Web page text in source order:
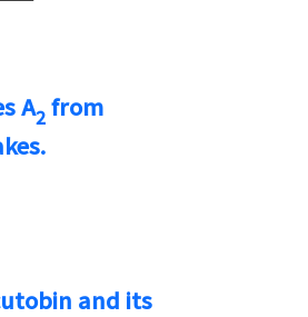
A2 from
and its